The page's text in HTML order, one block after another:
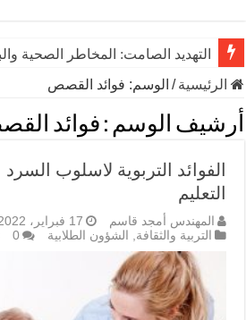
التهديد الصامت: المخاطر الصحية
الرئيسية/ الوسم: فوائد القصص
أرشيف الوسم : فوائد
الفوائد التربوية لاسلوب
التعليم
المهندس أمجد قاسم
17 فبراير، 2022
التربية والثقافة, الشؤون الطلابية 0